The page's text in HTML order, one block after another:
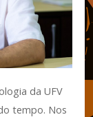
da UFV
tempo. Nos